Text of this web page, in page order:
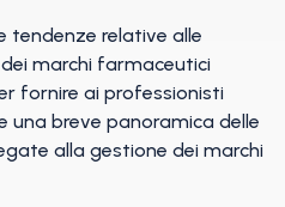
tendenze relative alle
marchi farmaceutici
fornire ai professionisti
breve panoramica delle
alla gestione dei marchi